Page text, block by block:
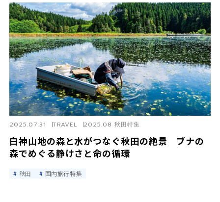
白神山地の森と水がつなぐ秋田の絶景 ブナの
森でめぐる静けさと命の循環
2025.07.31 TRAVEL 2025.08 秋田特集
秋田 国内旅行特集